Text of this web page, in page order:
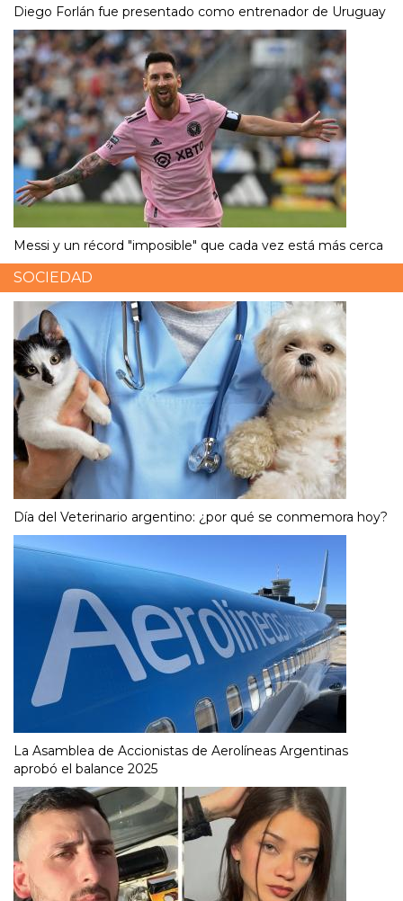
Diego Forlán fue presentado como entrenador de Uruguay
Messi y un récord "imposible" que cada vez está más cerca
SOCIEDAD
Día del Veterinario argentino: ¿por qué se conmemora hoy?
La Asamblea de Accionistas de Aerolíneas Argentinas
aprobó el balance 2025